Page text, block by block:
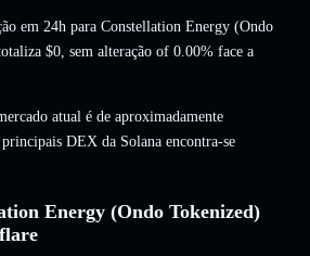
em 24h para Constellation Energy (Ondo
$0, sem alteração of 0.00% face a
atual é de aproximadamente
DEX da Solana encontra-se
Energy (Ondo Tokenized)